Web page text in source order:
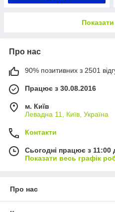
Про нас
90% позитивних з 2501
Працює з 30.08.2016
м. Київ
Левадна 11, Київ, Україна
Контакти
Сьогодні працює з 11:00
Показати весь графік
Про нас